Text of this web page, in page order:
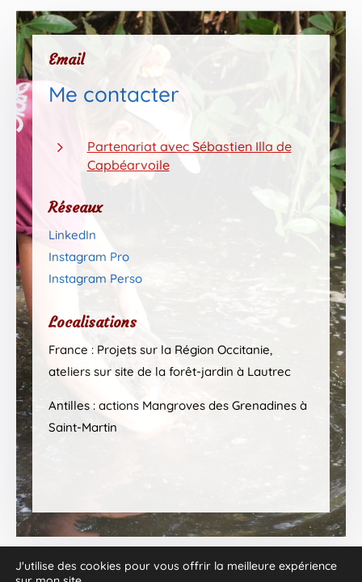
Email
Me contacter
5
Partenariat avec Sébastien Illa de
Capbéarvoile
Réseaux
LinkedIn
Instagram Pro
Instagram Perso
Localisations
France : Projets sur la Région Occitanie,
ateliers sur site de la forêt-jardin à Lautrec
Antilles : actions Mangroves des Grenadines à
Saint-Martin
J'utilise des cookies pour vous offrir la meilleure expérience